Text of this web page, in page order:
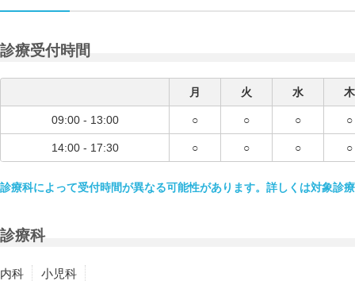
診療受付時間
月 火 水 木
09:00 - 13:00 ○ ○ ○ ○
14:00 - 17:30 ○ ○ ○ ○
診療科によって受付時間が異なる可能性があります。詳しくは対象診
診療科
内科 小児科